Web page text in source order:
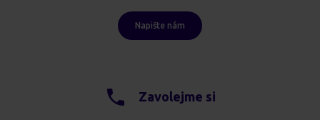
Napište nám
Zavolejme si